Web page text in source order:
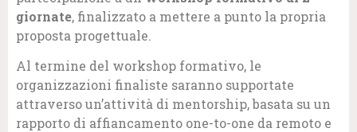
giornate, finalizzato a mettere a punto la propria
proposta progettuale.
Al termine del workshop formativo, le
organizzazioni finaliste saranno supportate
attraverso un’attività di mentorship, basata su un
rapporto di affiancamento one-to-one da remoto e